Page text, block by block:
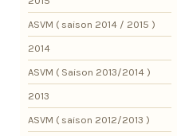
ASVM ( saison 2014 / 2015 )
2014
ASVM ( Saison 2013/2014 )
2013
ASVM ( saison 2012/2013 )